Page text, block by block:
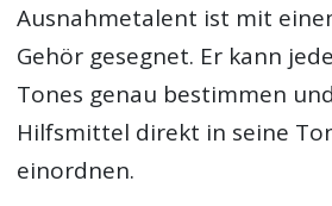
Ausnahmetalent ist mit
Gehör gesegnet. Er kann
Tones genau bestimmen
Hilfsmittel direkt in seine
einordnen.